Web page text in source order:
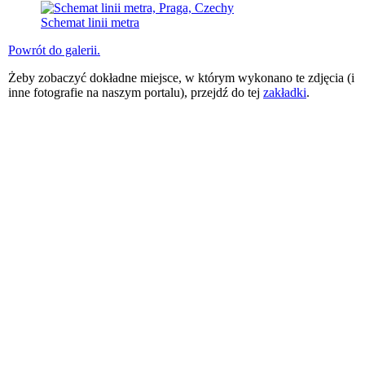
Schemat linii metra
Powrót do galerii.
Żeby zobaczyć dokładne miejsce, w którym wykonano te zdjęcia (i
inne fotografie na naszym portalu), przejdź do tej zakładki.